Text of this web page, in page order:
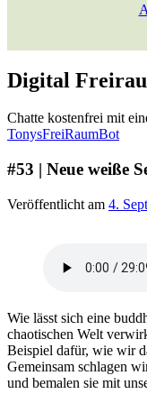
Digital
Chatte kostenfrei mit
TonysFreiRaumBot
#53 | Neue weiße
Veröffentlicht am 4.
Wie lässt sich eine
chaotischen Welt
Beispiel dafür, wie wir
Gemeinsam schlagen
und bemalen sie mit